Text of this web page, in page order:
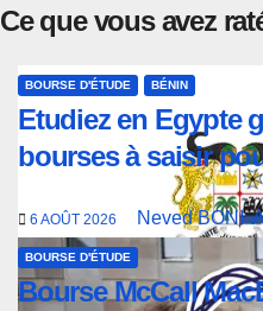
Ce que vous avez
BOURSE D'ÉTUDE BÉNIN
Etudiez en Egypte
bourses à saisir
6 AOÛT 2026 Neved BONI
BOURSE D'ÉTUDE
Bourse McCall